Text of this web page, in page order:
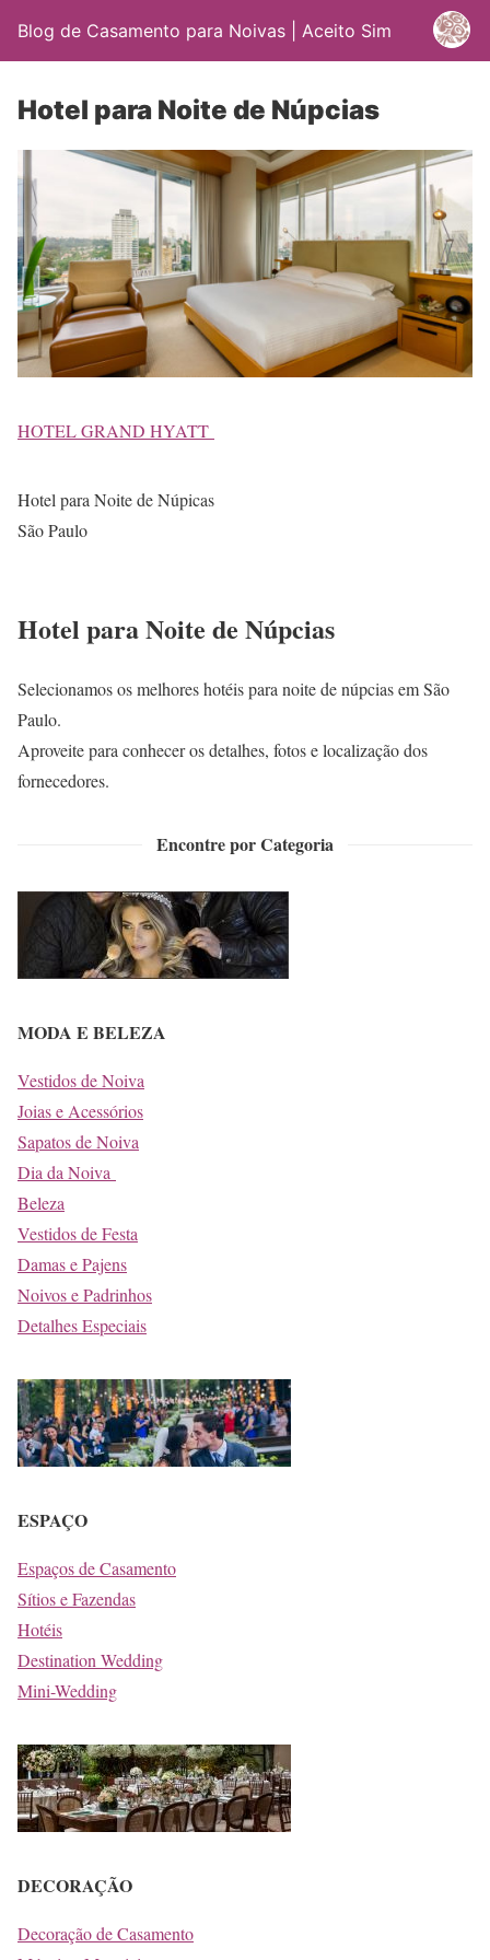
Blog de Casamento para Noivas | Aceito Sim
Hotel para Noite de Núpcias
HOTEL GRAND HYATT
Hotel para Noite de Núpicas
São Paulo
Hotel para Noite de Núpcias
Selecionamos os melhores hotéis para noite de núpcias em São
Paulo.
Aproveite para conhecer os detalhes, fotos e localização dos
fornecedores.
Encontre por Categoria
MODA E BELEZA
Vestidos de Noiva
Joias e Acessórios
Sapatos de Noiva
Dia da Noiva
Beleza
Vestidos de Festa
Damas e Pajens
Noivos e Padrinhos
Detalhes Especiais
ESPAÇO
Espaços de Casamento
Sítios e Fazendas
Hotéis
Destination Wedding
Mini-Wedding
DECORAÇÃO
Decoração de Casamento